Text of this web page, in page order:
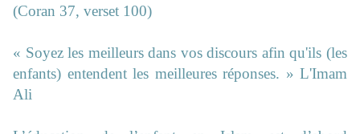
(Coran 37, verset 100)
« Soyez les meilleurs dans vos discours afin qu'ils (les
enfants) entendent les meilleures réponses. » L'Imam
Ali